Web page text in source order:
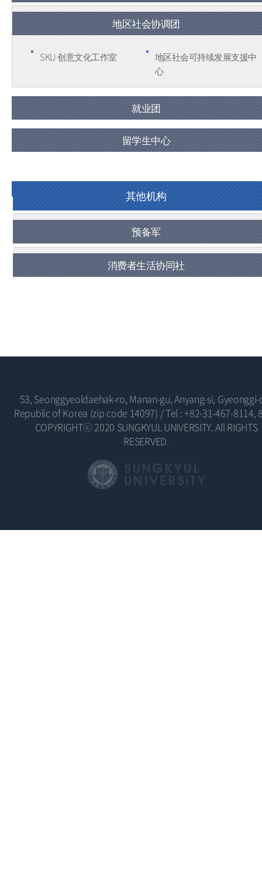
地区社会协调团
SKU 创意文化工作室
地区社会可持续发展支援中
心
就业团
留学生中心
其他机构
预备军
消费者生活协同社
53, Seonggyeoldaehak-ro, Manan-gu, Anyang-si,
Republic of Korea (zip code 14097) /Tel : +82-31-467-8114,
COPYRIGHTⓒ 2020 SUNGKYUL UNIVERSITY. All RIGHTS
RESERVED.